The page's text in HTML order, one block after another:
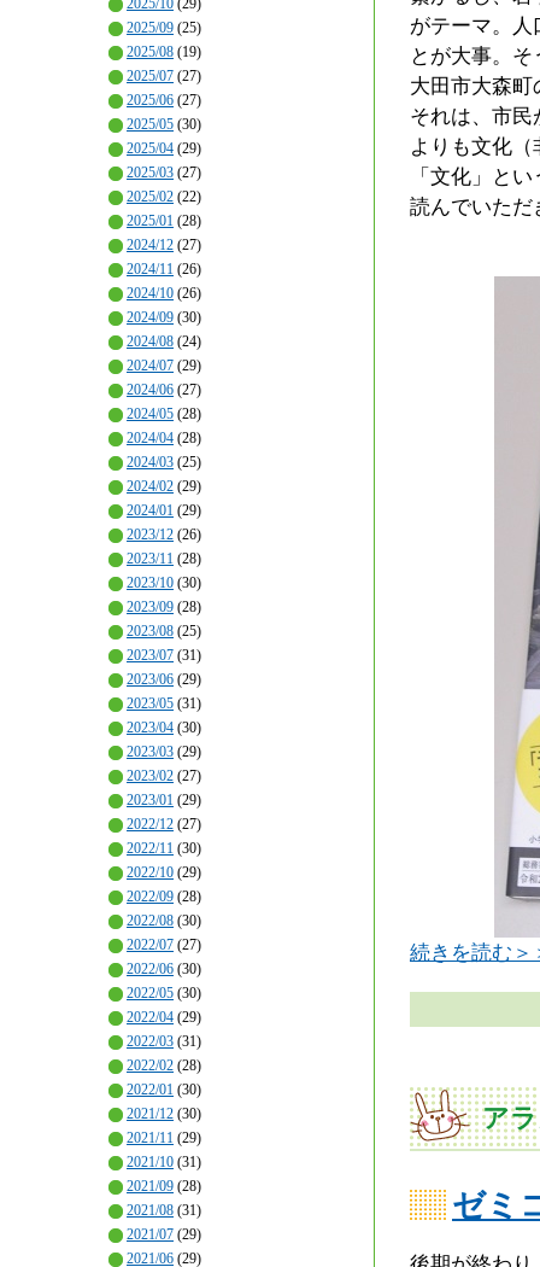
2025/10 (29)
2025/09 (25)
2025/08 (19)
2025/07 (27)
2025/06 (27)
2025/05 (30)
2025/04 (29)
2025/03 (27)
2025/02 (22)
2025/01 (28)
2024/12 (27)
2024/11 (26)
2024/10 (26)
2024/09 (30)
2024/08 (24)
2024/07 (29)
2024/06 (27)
2024/05 (28)
2024/04 (28)
2024/03 (25)
2024/02 (29)
2024/01 (29)
2023/12 (26)
2023/11 (28)
2023/10 (30)
2023/09 (28)
2023/08 (25)
2023/07 (31)
2023/06 (29)
2023/05 (31)
2023/04 (30)
2023/03 (29)
2023/02 (27)
2023/01 (29)
2022/12 (27)
2022/11 (30)
2022/10 (29)
2022/09 (28)
2022/08 (30)
2022/07 (27)
2022/06 (30)
2022/05 (30)
2022/04 (29)
2022/03 (31)
2022/02 (28)
2022/01 (30)
2021/12 (30)
2021/11 (29)
2021/10 (31)
2021/09 (28)
2021/08 (31)
2021/07 (29)
2021/06 (29)
がテーマ。
とが大事。
大田市大森
それは、市
よりも文化
「文化」と
読んでいただ
続きを読む＞
ア
ゼミ